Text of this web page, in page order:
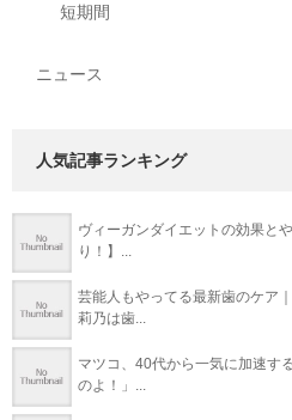
短期間
ニュース
人気記事ランキング
ヴィーガンダイエットの効果と
り！】...
芸能人もやってる最新歯のケア
莉乃は歯...
マツコ、40代から一気に加速す
のよ！」...